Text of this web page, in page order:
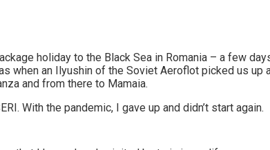
holiday to the Black Sea in Romania – a few
when an Ilyushin of the Soviet Aeroflot picked us
and from there to Mamaia.
With the pandemic, I gave up and didn’t start again.